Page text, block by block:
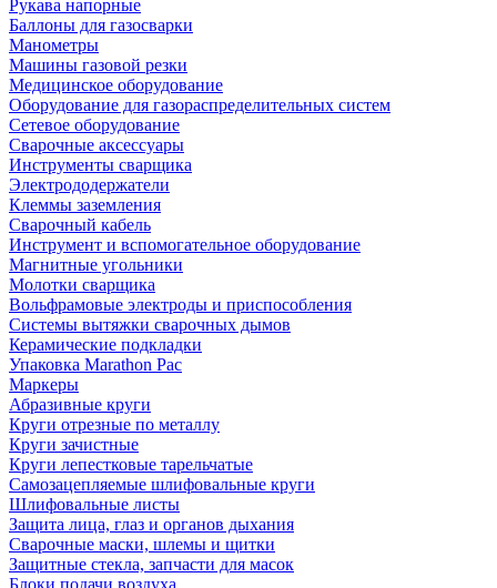
Рукава напорные
Баллоны для газосварки
Манометры
Машины газовой резки
Медицинское оборудование
Оборудование для газораспределительных систем
Сетевое оборудование
Сварочные аксессуары
Инструменты сварщика
Электрододержатели
Клеммы заземления
Сварочный кабель
Инструмент и вспомогательное оборудование
Магнитные угольники
Молотки сварщика
Вольфрамовые электроды и приспособления
Системы вытяжки сварочных дымов
Керамические подкладки
Упаковка Marathon Pac
Маркеры
Абразивные круги
Круги отрезные по металлу
Круги зачистные
Круги лепестковые тарельчатые
Самозацепляемые шлифовальные круги
Шлифовальные листы
Защита лица, глаз и органов дыхания
Сварочные маски, шлемы и щитки
Защитные стекла, запчасти для масок
Блоки подачи воздуха